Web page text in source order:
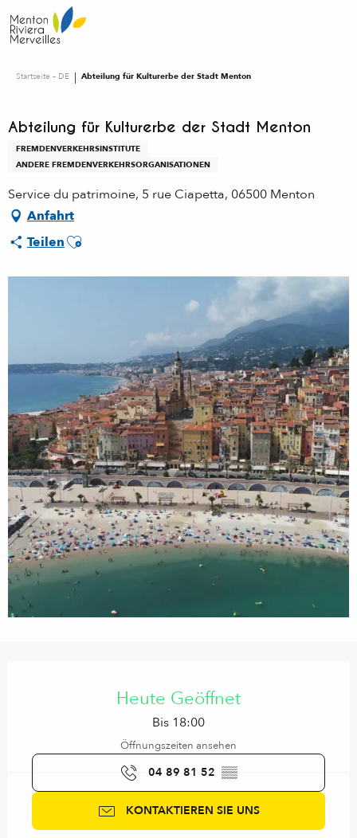
au
contenu
Startseite – DE Abteilung für Kulturerbe der Stadt Menton
Abteilung für Kulturerbe der Stadt Menton
FREMDENVERKEHRSINSTITUTE
ANDERE FREMDENVERKEHRSORGANISATIONEN
Service du patrimoine, 5 rue Ciapetta, 06500 Menton
Anfahrt
TeilenAjouter aux favoris
Heute Geöffnet
Bis 18:00
Öffnungszeiten ansehen
04 89 81 52 ▒▒
KONTAKTIEREN SIE UNS